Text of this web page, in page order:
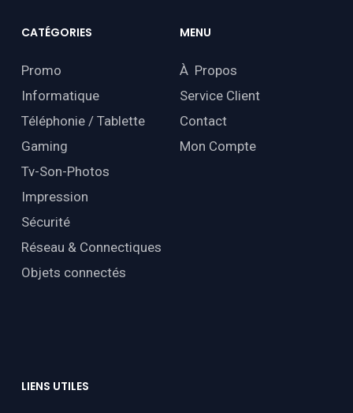
CATÉGORIES
Promo
Informatique
Téléphonie / Tablette
Gaming
Tv-Son-Photos
Impression
Sécurité
Réseau & Connectiques
Objets connectés
MENU
À Propos
Service Client
Contact
Mon Compte
LIENS UTILES